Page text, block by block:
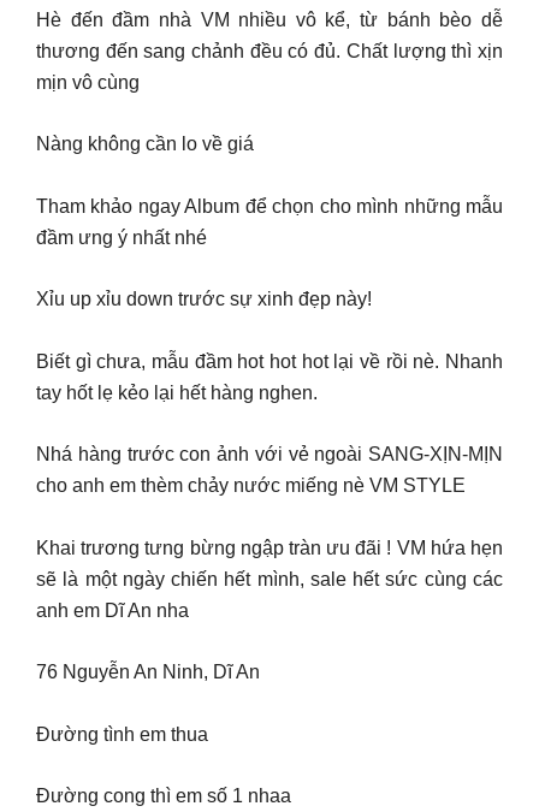
Hè đến đầm nhà VM nhiều vô kể, từ bánh bèo dễ
thương đến sang chảnh đều có đủ. Chất lượng thì xịn
mịn vô cùng
Nàng không cần lo về giá
Tham khảo ngay Album để chọn cho mình những mẫu
đầm ưng ý nhất nhé
Xỉu up xỉu down trước sự xinh đẹp này!
Biết gì chưa, mẫu đầm hot hot hot lại về rồi nè. Nhanh
tay hốt lẹ kẻo lại hết hàng nghen.
Nhá hàng trước con ảnh với vẻ ngoài SANG-XỊN-MỊN
cho anh em thèm chảy nước miếng nè VM STYLE
Khai trương tưng bừng ngập tràn ưu đãi ! VM hứa hẹn
sẽ là một ngày chiến hết mình, sale hết sức cùng các
anh em Dĩ An nha
76 Nguyễn An Ninh, Dĩ An
Đường tình em thua
Đường cong thì em số 1 nhaa